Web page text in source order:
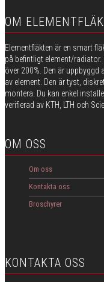
OM
Elementfläkten är en smart
på befintligt element/
över 200%. Den är
av element. Den är tyst,
montera. Du kan enkel
verifierad av KTH, LTH och
OM OSS
Om oss
Kontakta oss
Broschyrer
KONTAKTA OSS